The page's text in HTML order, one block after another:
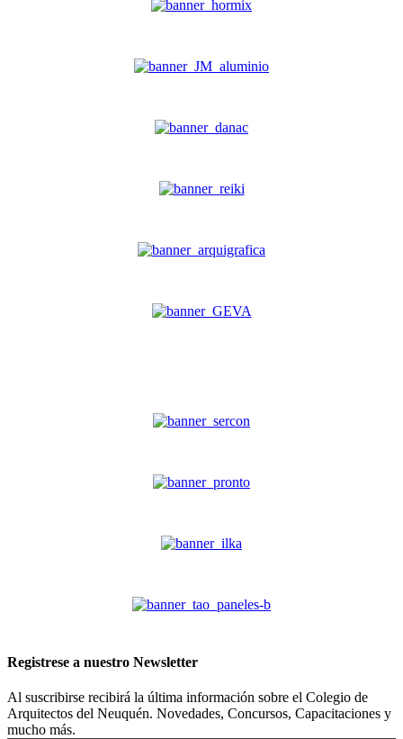
Registrese a nuestro Newsletter
Al suscribirse recibirá la última información sobre el Colegio de
Arquitectos del Neuquén. Novedades, Concursos, Capacitaciones y
mucho más.